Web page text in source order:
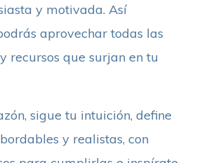
y motivada. Así
aprovechar todas las
recursos que surjan en tu
sigue tu intuición, define
y realistas, con